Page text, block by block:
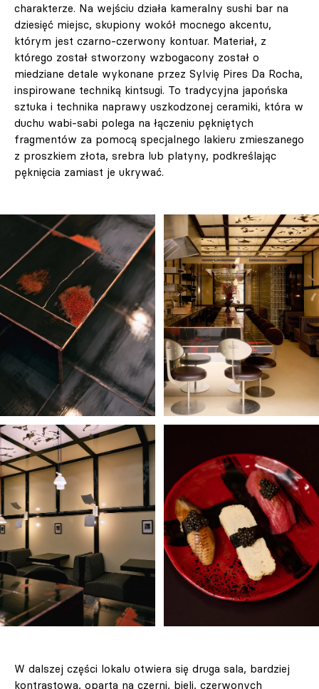
charakterze. Na wejściu działa kameralny sushi bar na
dziesięć miejsc, skupiony wokół mocnego akcentu,
którym jest czarno-czerwony kontuar. Materiał, z
którego został stworzony wzbogacony został o
miedziane detale wykonane przez Sylvię Pires Da Rocha,
inspirowane techniką kintsugi. To tradycyjna japońska
sztuka i technika naprawy uszkodzonej ceramiki, która w
duchu wabi-sabi polega na łączeniu pękniętych
fragmentów za pomocą specjalnego lakieru zmieszanego
z proszkiem złota, srebra lub platyny, podkreślając
pęknięcia zamiast je ukrywać.
W dalszej części lokalu otwiera się druga sala, bardziej
kontrastowa, oparta na czerni, bieli, czerwonych